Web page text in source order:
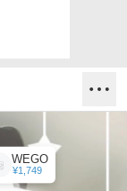
WEGO
¥1,749